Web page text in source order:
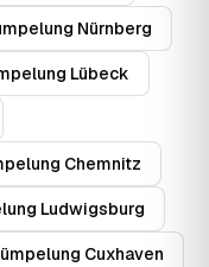
Nürnberg
Lübeck
Chemnitz
Ludwigsburg
Cuxhaven